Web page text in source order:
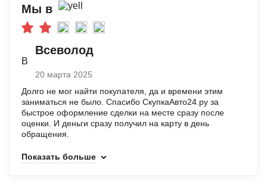
Мы в
В
Всеволод
20 марта 2025
Долго не мог найти покупателя, да и времени этим
заниматься не было. Спасибо СкупкаАвто24.ру за
быстрое оформление сделки на месте сразу после
оценки. И деньги сразу получил на карту в день
обращения.
Показать больше